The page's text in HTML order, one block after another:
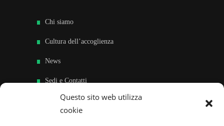
Questo sito web utilizza
cookie
Chi siamo
Cultura dell’accoglienza
News
Sedi e Contatti
Sostieni